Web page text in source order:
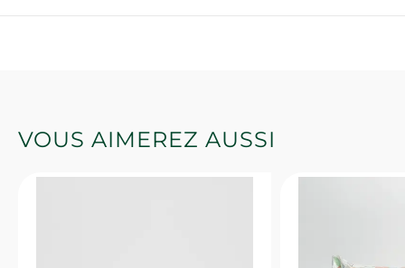
VOUS AIMEREZ AUSSI